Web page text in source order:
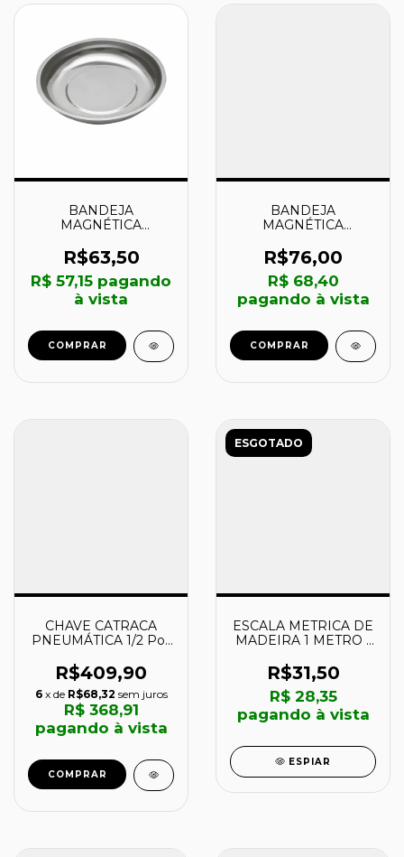
BANDEJA
MAGNÉTICA
46020001 -
TRAMONTINA
R$63,50
R$ 57,15 pagando
à vista
BANDEJA
MAGNÉTICA
240X40MM -
46020002 -
TRAMONTINA
R$76,00
R$ 68,40
pagando à vista
CHAVE CATRACA
PNEUMÁTICA 1/2 Pol.
TRAMONTINA
R$409,90
6 x de R$68,32 sem juros
R$ 368,91
pagando à vista
ESGOTADO
ESCALA METRICA DE
MADEIRA 1 METRO -
TRAMONTINA
R$31,50
R$ 28,35
pagando à vista
ESPIAR